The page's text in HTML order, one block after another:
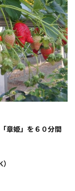
章姫」を６０分間